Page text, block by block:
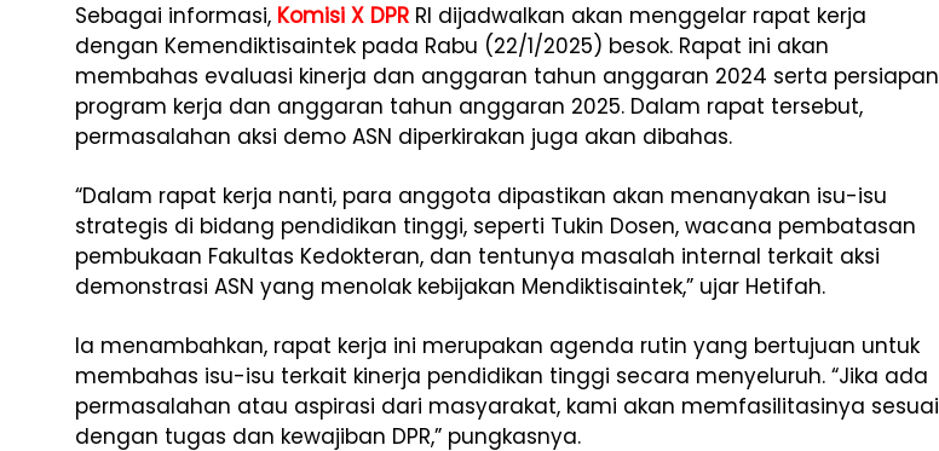
Sebagai informasi, Komisi X DPR RI dijadwalkan akan menggelar rapat kerja
dengan Kemendiktisaintek pada Rabu (22/1/2025) besok. Rapat ini akan
membahas evaluasi kinerja dan anggaran tahun anggaran 2024 serta persiapan
program kerja dan anggaran tahun anggaran 2025. Dalam rapat tersebut,
permasalahan aksi demo ASN diperkirakan juga akan dibahas.
“Dalam rapat kerja nanti, para anggota dipastikan akan menanyakan isu-isu
strategis di bidang pendidikan tinggi, seperti Tukin Dosen, wacana pembatasan
pembukaan Fakultas Kedokteran, dan tentunya masalah internal terkait aksi
demonstrasi ASN yang menolak kebijakan Mendiktisaintek,” ujar Hetifah.
Ia menambahkan, rapat kerja ini merupakan agenda rutin yang bertujuan untuk
membahas isu-isu terkait kinerja pendidikan tinggi secara menyeluruh. “Jika ada
permasalahan atau aspirasi dari masyarakat, kami akan memfasilitasinya sesuai
dengan tugas dan kewajiban DPR,” pungkasnya.